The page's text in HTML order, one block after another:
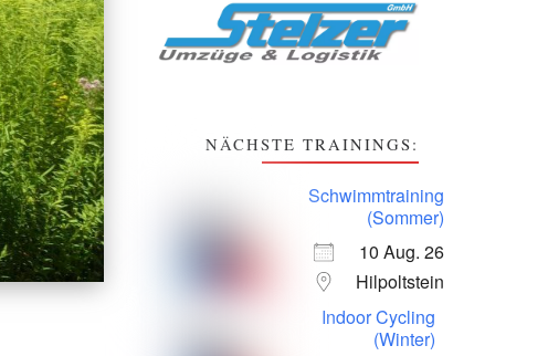
NÄCHSTE TRAININGS:
Schwimmtraining
(Sommer)
10 Aug. 26
Hilpoltstein
Indoor Cycling
(Winter)